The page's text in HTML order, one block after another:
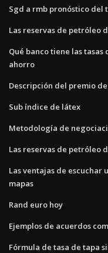
Sgd a rmb pronóstico del
Las reservas de petróleo
Qué banco tiene las
ahorro
Descripción del premio
Sub índice de látex
Metodología de
Las reservas de petróleo
Las ventajas de escuchar
mapas
Rand euro hoy
Ejemplos de acuerdos
Fórmula de tasa de tapa